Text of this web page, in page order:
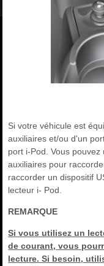
Si votre véhicule est
auxiliaires et/ou d'un
port i-Pod. Vous
auxiliaires pour
raccorder un dispositif
lecteur i- Pod.
REMARQUE
Si vous utilisez un
de courant, vous
lecture. Si besoin,